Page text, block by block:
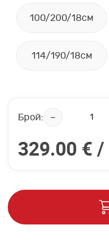
100/200/18см
114/190/18см
Брой:
329.00 € /